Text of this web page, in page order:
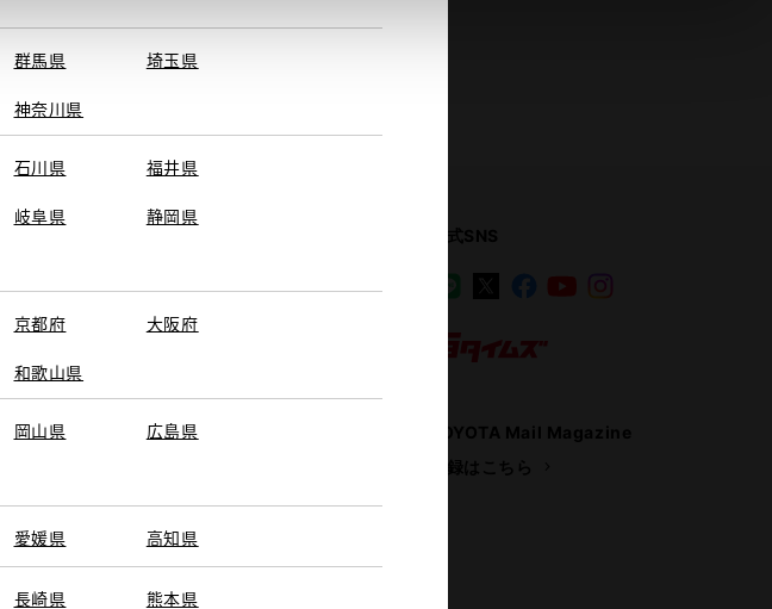
群馬県 埼玉県
神奈川県
石川県 福井県
岐阜県 静岡県
京都府 大阪府
和歌山県
岡山県 広島県
愛媛県 高知県
長崎県 熊本県
ら再度、お試し下さい。
ストア TOYOTA SHARE
トヨタのau/UQ
公式SNS
LINE Facebook
YouTube
TOYOTA Mail Magazine
登録はこちら
本方針企業情報 リコール情報